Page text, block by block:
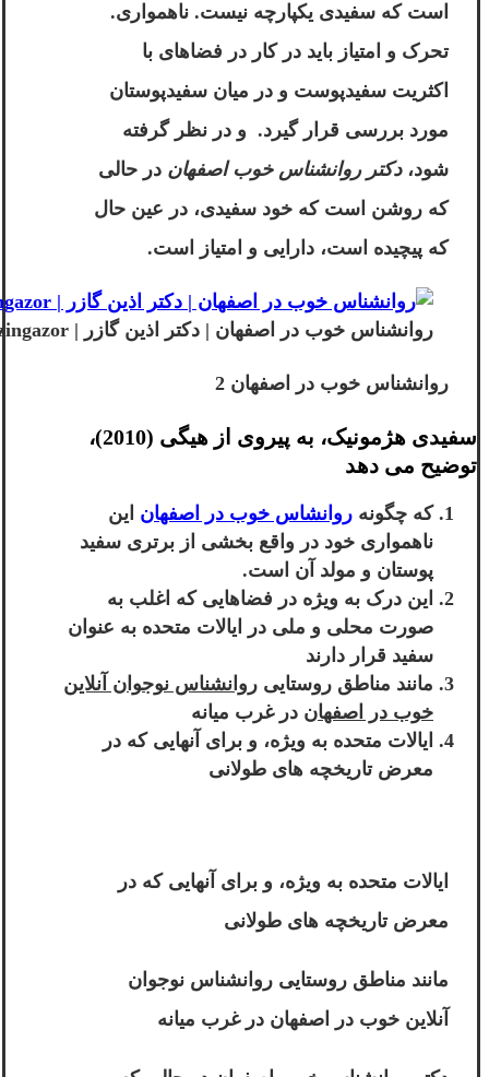
است که سفیدی یکپارچه نیست. ناهمواری.
تحرک و امتیاز باید در کار در فضاهای با
اکثریت سفیدپوست و در میان سفیدپوستان
مورد بررسی قرار گیرد. و در نظر گرفته
شود،دکتر روانشناس خوب اصفهان در حالی
که روشن است که خود سفیدی، در عین حال
که پیچیده است، دارایی و امتیاز است.
روانشناس خوب در اصفهان | دکتر اذین گازر | drazingazorفهان
روانشناس خوب در اصفهان 2
سفیدی هژمونیک، به پیروی از هیگی (2010)،
توضیح می دهد
که چگونه روانشاس خوب در اصفهان این
ناهمواری خود در واقع بخشی از برتری سفید
پوستان و مولد آن است.
این درک به ویژه در فضاهایی که اغلب به
صورت محلی و ملی در ایالات متحده به عنوان
سفید قرار دارند
مانند مناطق روستایی روانشناس نوجوان آنلاین
خوب در اصفهان در غرب میانه
ایالات متحده به ویژه، و برای آنهایی که در
معرض تاریخچه های طولانی
ایالات متحده به ویژه، و برای آنهایی که در
معرض تاریخچه های طولانی
مانند مناطق روستایی روانشناس نوجوان
آنلاین خوب در اصفهان در غرب میانه